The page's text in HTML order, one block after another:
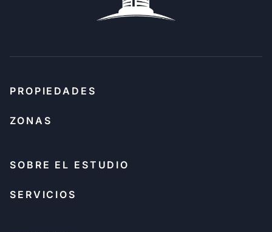
PROPIEDADES
ZONAS
SOBRE EL ESTUDIO
SERVICIOS